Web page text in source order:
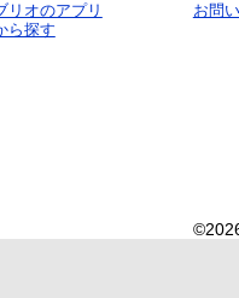
リオのアプリ
ら探す
お問